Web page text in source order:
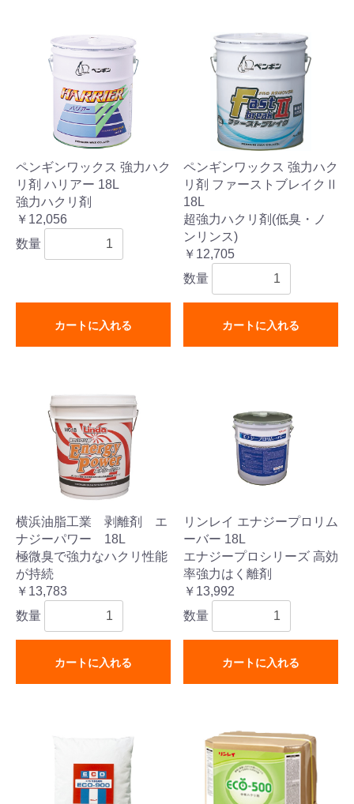
ペンギンワックス 強力ハク
リ剤 ハリアー 18L
強力ハクリ剤
￥12,056
数量
カートに入れる
ペンギンワックス 強力ハク
リ剤 ファーストブレイクⅡ
18L
超強力ハクリ剤(低臭・ノ
ンリンス)
￥12,705
数量
カートに入れる
横浜油脂工業 剥離剤 エ
ナジーパワー 18L
極微臭で強力なハクリ性能
が持続
￥13,783
数量
カートに入れる
リンレイ エナジープロリム
ーバー 18L
エナジープロシリーズ 高効
率強力はく離剤
￥13,992
数量
カートに入れる